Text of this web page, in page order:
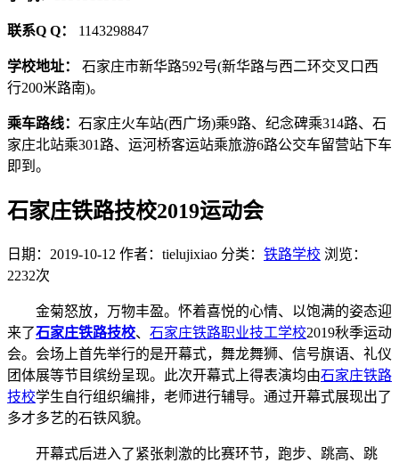
联系Q Q： 1143298847
学校地址： 石家庄市新华路592号(新华路与西二环交叉口西
行200米路南)。
乘车路线： 石家庄火车站(西广场)乘9路、纪念碑乘314路、石
家庄北站乘301路、运河桥客运站乘旅游6路公交车留营站下车
即到。
石家庄铁路技校2019运动会
日期：2019-10-12 作者：tielujixiao 分类： 铁路学校 浏览：
2232次
金菊怒放，万物丰盈。怀着喜悦的心情、以饱满的姿态迎
来了石家庄铁路技校、 石家庄铁路职业技工学校2019秋季运动
会。会场上首先举行的是开幕式，舞龙舞狮、信号旗语、礼仪
团体展等节目缤纷呈现。此次开幕式上得表演均由石家庄铁路
技校学生自行组织编排，老师进行辅导。通过开幕式展现出了
多才多艺的石铁风貌。
开幕式后进入了紧张刺激的比赛环节，跑步、跳高、跳